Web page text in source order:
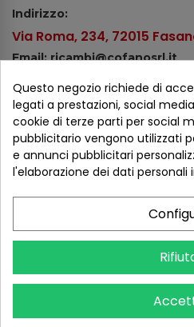
Indirizzo:
Via Roma, 234, 72015
Email: ricambi@cofanosrl.it
Tel.: +39 080 44 13 478
WhatsApp: +39 334 98 51
Metodi di pagamento
Questo negozio richiede di
legati a prestazioni, social
cookie di terze parti per social
pubblicitario vengono utilizzati
e annunci pubblicitari
l'elaborazione dei dati personali